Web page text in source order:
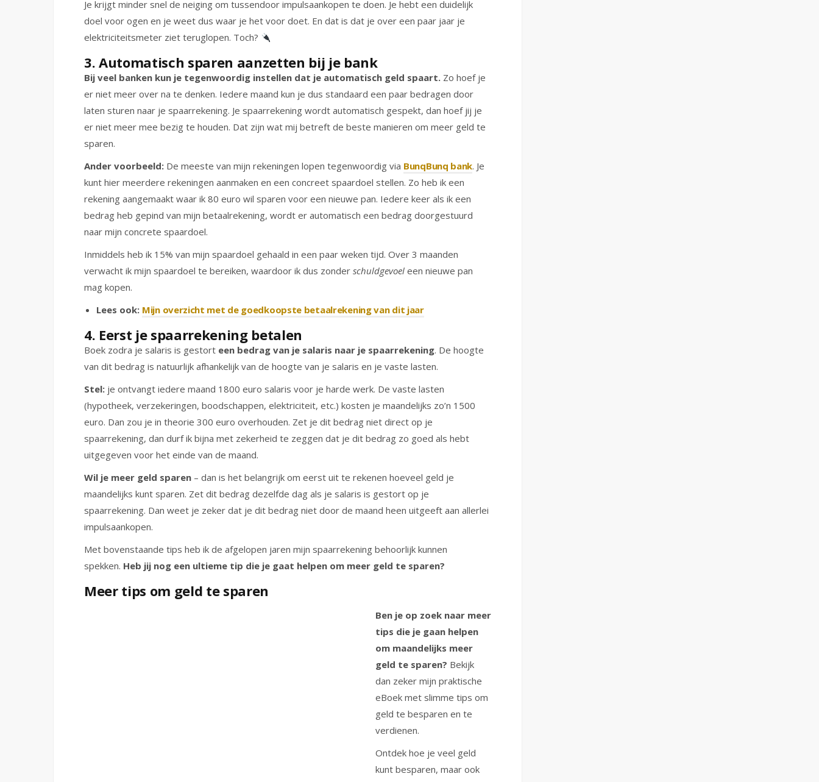
Je krijgt minder snel de neiging om tussendoor impulsaankopen te doen. Je hebt een duidelijk
doel voor ogen en je weet dus waar je het voor doet. En dat is dat je over een paar jaar je
elektriciteitsmeter ziet teruglopen. Toch?
3. Automatisch sparen aanzetten bij je bank
Bij veel banken kun je tegenwoordig instellen dat je automatisch geld spaart. Zo hoef je
er niet meer over na te denken. Iedere maand kun je dus standaard een paar bedragen door
laten sturen naar je spaarrekening. Je spaarrekening wordt automatisch gespekt, dan hoef jij je
er niet meer mee bezig te houden. Dat zijn wat mij betreft de beste manieren om meer geld te
sparen.
Ander voorbeeld: De meeste van mijn rekeningen lopen tegenwoordig via BunqBunq bank. Je
kunt hier meerdere rekeningen aanmaken en een concreet spaardoel stellen. Zo heb ik een
rekening aangemaakt waar ik 80 euro wil sparen voor een nieuwe pan. Iedere keer als ik een
bedrag heb gepind van mijn betaalrekening, wordt er automatisch een bedrag doorgestuurd
naar mijn concrete spaardoel.
Inmiddels heb ik 15% van mijn spaardoel gehaald in een paar weken tijd. Over 3 maanden
verwacht ik mijn spaardoel te bereiken, waardoor ik dus zonder schuldgevoel een nieuwe pan
mag kopen.
Lees ook: Mijn overzicht met de goedkoopste betaalrekening van dit jaar
4. Eerst je spaarrekening betalen
Boek zodra je salaris is gestort een bedrag van je salaris naar je spaarrekening. De hoogte
van dit bedrag is natuurlijk afhankelijk van de hoogte van je salaris en je vaste lasten.
Stel: je ontvangt iedere maand 1800 euro salaris voor je harde werk. De vaste lasten
(hypotheek, verzekeringen, boodschappen, elektriciteit, etc.) kosten je maandelijks zo’n 1500
euro. Dan zou je in theorie 300 euro overhouden. Zet je dit bedrag niet direct op je
spaarrekening, dan durf ik bijna met zekerheid te zeggen dat je dit bedrag zo goed als hebt
uitgegeven voor het einde van de maand.
Wil je meer geld sparen – dan is het belangrijk om eerst uit te rekenen hoeveel geld je
maandelijks kunt sparen. Zet dit bedrag dezelfde dag als je salaris is gestort op je
spaarrekening. Dan weet je zeker dat je dit bedrag niet door de maand heen uitgeeft aan allerlei
impulsaankopen.
Met bovenstaande tips heb ik de afgelopen jaren mijn spaarrekening behoorlijk kunnen
spekken. Heb jij nog een ultieme tip die je gaat helpen om meer geld te sparen?
Meer tips om geld te sparen
Ben je op zoek naar meer
tips die je gaan helpen
om maandelijks meer
geld te sparen? Bekijk
dan zeker mijn praktische
eBoek met slimme tips om
geld te besparen en te
verdienen.
Ontdek hoe je veel geld
kunt besparen, maar ook